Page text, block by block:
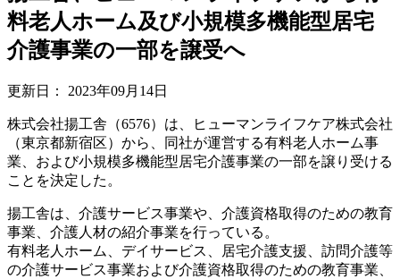
料老人ホーム及び小規模多機能型居宅
介護事業の一部を譲受へ
更新日： 2023年09月14日
株式会社揚工舎（6576）は、ヒューマンライフケア株式会社
（東京都新宿区）から、同社が運営する有料老人ホーム事
業、および小規模多機能型居宅介護事業の一部を譲り受ける
ことを決定した。
揚工舎は、介護サービス事業や、介護資格取得のための教育
事業、介護人材の紹介事業を行っている。
有料老人ホーム、デイサービス、居宅介護支援、訪問介護等
の介護サービス事業および介護資格取得のための教育事業、